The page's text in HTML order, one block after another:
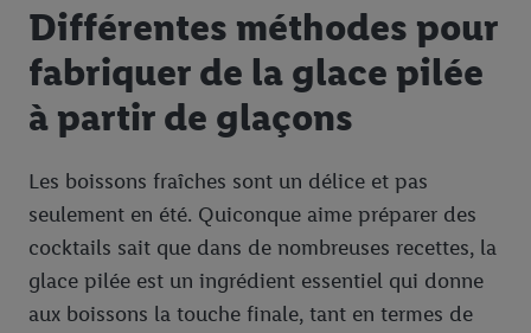
Différentes méthodes pour
fabriquer de la glace pilée
à partir de glaçons
Les boissons fraîches sont un délice et pas
seulement en été. Quiconque aime préparer des
cocktails sait que dans de nombreuses recettes, la
glace pilée est un ingrédient essentiel qui donne
aux boissons la touche finale, tant en termes de